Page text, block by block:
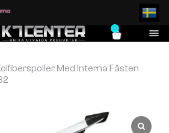
0
Med Interna Fästen